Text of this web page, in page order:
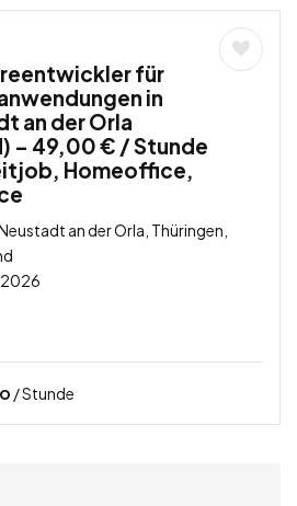
für
in
an der Orla
– 49,00 € / Stunde
Homeoffice,
an der Orla, Thüringen,
/ Stunde